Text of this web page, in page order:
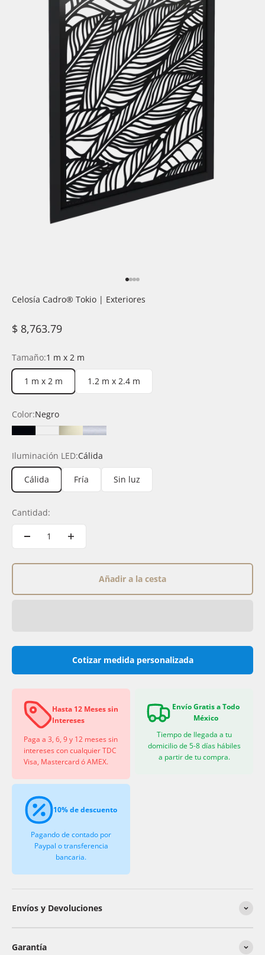
Ir al artículo 1
Ir al artículo 2
Ir al artículo 3
Ir al artículo 4
Celosía Cadro®️ Tokio | Exteriores
Precio de oferta
$ 8,763.79
Tamaño:1 m x 2 m
1 m x 2 m 1.2 m x 2.4 m
Color:Negro
NegroBlancoChampagne
Silver
Iluminación LED:Cálida
Cálida Fría Sin luz
Cantidad:
Añadir a la cesta
Cotizar medida personalizada
Hasta 12 Meses sin
Intereses
Paga a 3, 6, 9 y 12 meses sin
intereses con cualquier TDC
Visa, Mastercard ó AMEX.
Envío Gratis a Todo
México
Tiempo de llegada a tu
domicilio de 5-8 días hábiles
a partir de tu compra.
10% de descuento
Pagando de contado por
Paypal o transferencia
bancaria.
Envíos y Devoluciones
Garantía